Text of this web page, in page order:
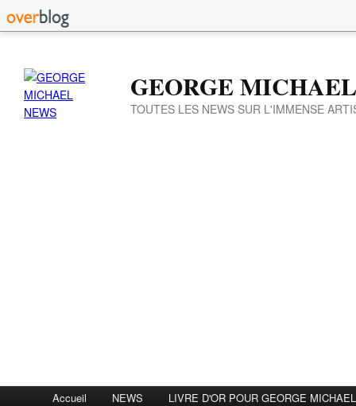
GEORGE
TOUTES LES NEWS SUR L'IMMENSE
Accueil NEWS
LIVRE D'OR POUR GEORGE MICHAEL